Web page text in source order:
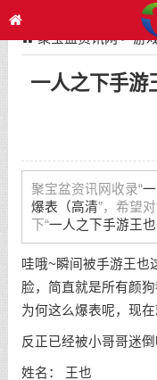
聚宝盆资讯网>游
一人之下手游
聚宝盆资讯网收录“
爆表（高清”，希望
下“一人之下手游王
哇哦~瞬间被手游王也
脸，简直就是所有颜
为何这么爆表呢，现
反正已经被小哥哥迷
姓名： 王也